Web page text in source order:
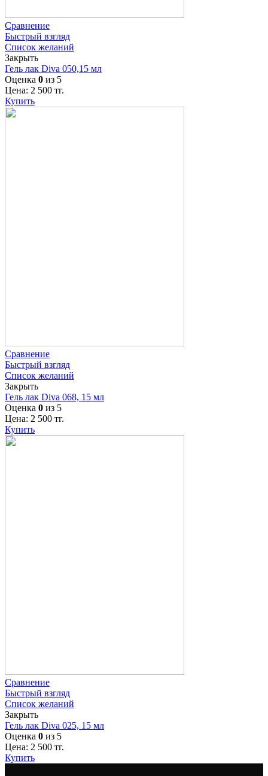
Сравнение
Быстрый взгляд
Список желаний
Закрыть
Гель лак Diva 050,15 мл
Оценка 0 из 5
Цена: 2 500 тг.
Купить
Сравнение
Быстрый взгляд
Список желаний
Закрыть
Гель лак Diva 068, 15 мл
Оценка 0 из 5
Цена: 2 500 тг.
Купить
Сравнение
Быстрый взгляд
Список желаний
Закрыть
Гель лак Diva 025, 15 мл
Оценка 0 из 5
Цена: 2 500 тг.
Купить